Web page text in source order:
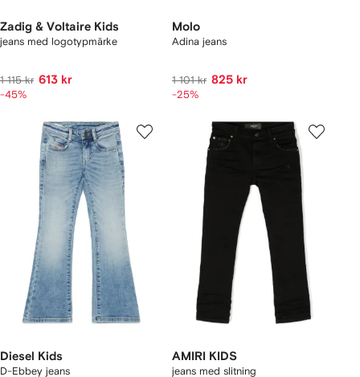
Zadig & Voltaire Kids
jeans med logotypmärke
1 115 kr 613 kr
-45%
Molo
Adina jeans
1 101 kr 825 kr
-25%
Diesel Kids
D-Ebbey jeans
AMIRI KIDS
jeans med slitning